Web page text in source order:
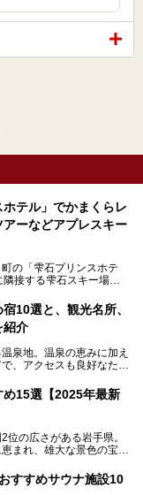
テル」でかまくらレ
ーなどアプレスキー
の「雫石プリンスホテ
接する雫石スキー場は
SNOW（雪）＋NOVA
）」としました！
いうわけで、「雫石プリ
るアクティビティや温泉
テルズワールドワイド
記事です。
10選と、観光名所、
紹介
泉地。温泉の恵みに加え
、アクセスも良好なた
すすめの宿・注目すべき
気軽に立ち寄れる日帰り
な体験を通じて、いつも
15選【2025年最新
の広さがある岩手県。
まれ、雄大な景色の宝庫
国に知られていますね。
が多く湧き出していま
すすめサウナ施設10